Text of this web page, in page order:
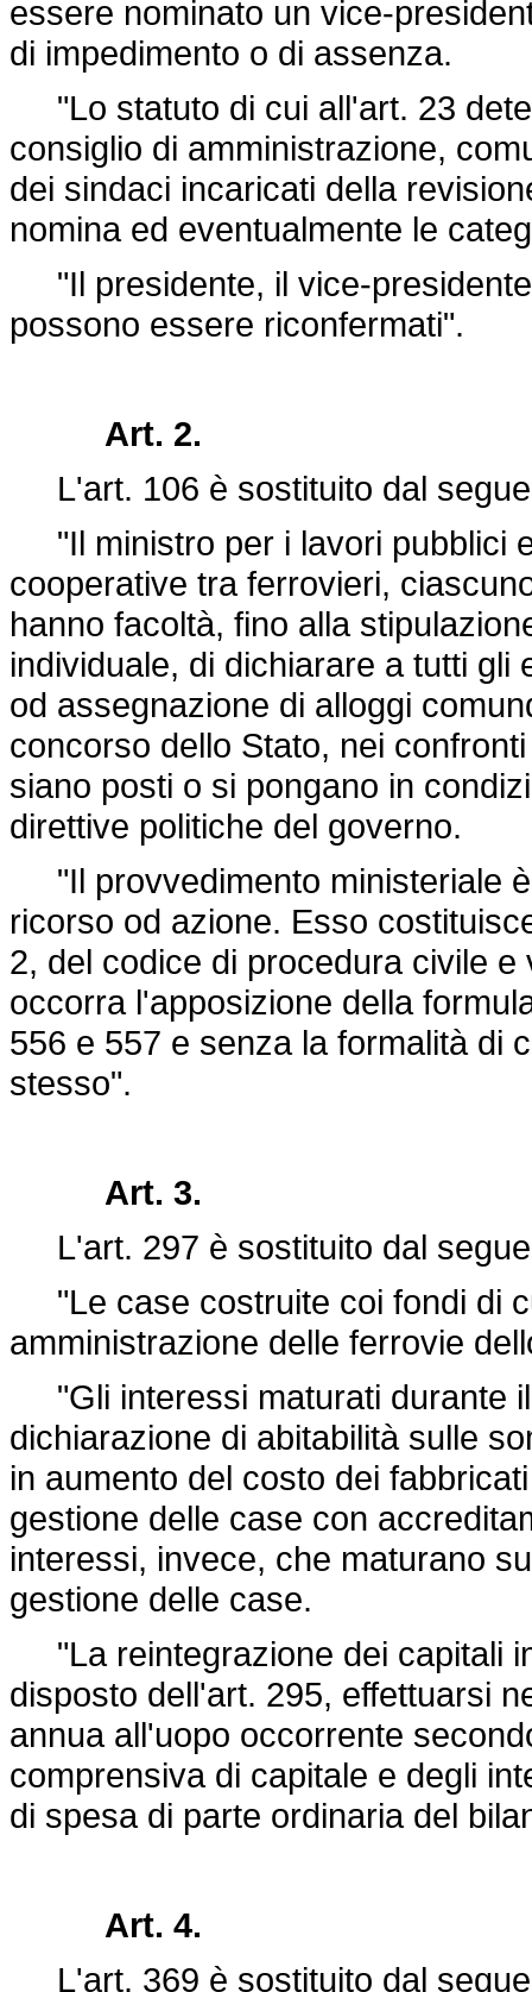
essere nominato un vice-
di impedimento o di assenza.
"Lo statuto di cui all'art. 23
consiglio di amministrazione,
dei sindaci incaricati della
nomina ed eventualmente le
"Il presidente, il vice-
possono essere riconfermati".
Art. 2.
L'art. 106 è sostituito dal
"Il ministro per i lavori pubblici
cooperative tra ferrovieri,
hanno facoltà, fino alla
individuale, di dichiarare a tutti gli
od assegnazione di alloggi
concorso dello Stato, nei
siano posti o si pongano in
direttive politiche del governo.
"Il provvedimento ministeriale
ricorso od azione. Esso
2, del codice di procedura civile
occorra l'apposizione della
556 e 557 e senza la formalità di
stesso".
Art. 3.
L'art. 297 è sostituito dal
"Le case costruite coi fondi di
amministrazione delle ferrovie
"Gli interessi maturati durante
dichiarazione di abitabilità sulle
in aumento del costo dei
gestione delle case con
interessi, invece, che maturano
gestione delle case.
"La reintegrazione dei capitali
disposto dell'art. 295, effettuarsi
annua all'uopo occorrente
comprensiva di capitale e degli
di spesa di parte ordinaria del
Art. 4.
L'art. 369 è sostituito dal